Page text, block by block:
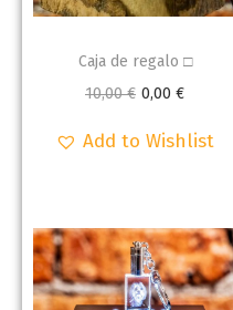
Caja de regalo □
10,00€ 0,00 €
Add to Wishlist